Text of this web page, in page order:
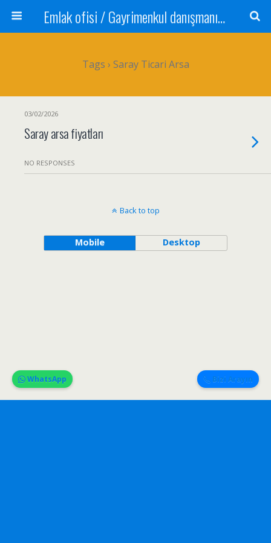
Emlak ofisi / Gayrimenkul danışmanı Satılık daire / Kiralık daire Satılık arsa / Tarla Satılık dükkan / Mağaza Devren satılık işyeri Depo ve antrepo Yatırım: Yatırımlık arsa
Tags › Saray Ticari Arsa
03/02/2026
Saray arsa fiyatları
NO RESPONSES
Back to top
Mobile Desktop
Bizi Arayın
WhatsApp